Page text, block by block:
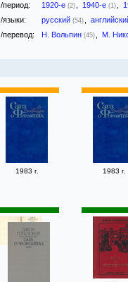
/период: 1920-е (2) 1940-е (1)
/языки: русский (54)
/перевод: Н. Вольпин (45) М.
1983 г. 1983 г.